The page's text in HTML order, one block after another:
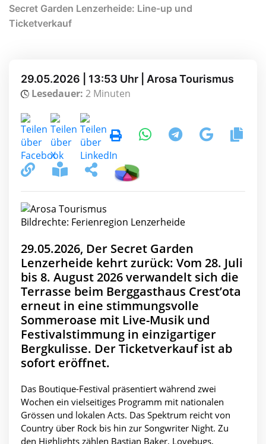
Secret Garden Lenzerheide: Line-up und
Ticketverkauf
29.05.2026 | 13:53 Uhr | Arosa Tourismus
Lesedauer: 2 Minuten
Bildrechte: Ferienregion Lenzerheide
29.05.2026, Der Secret Garden
Lenzerheide kehrt zurück: Vom 28. Juli
bis 8. August 2026 verwandelt sich die
Terrasse beim Berggasthaus Crest’ota
erneut in eine stimmungsvolle
Sommeroase mit Live-Musik und
Festivalstimmung in einzigartiger
Bergkulisse. Der Ticketverkauf ist ab
sofort eröffnet.
Das Boutique-Festival präsentiert während zwei
Wochen ein vielseitiges Programm mit nationalen
Grössen und lokalen Acts. Das Spektrum reicht von
Country über Rock bis hin zur Songwriter Night. Zu
den Highlights zählen Bastian Baker, Lovebugs,